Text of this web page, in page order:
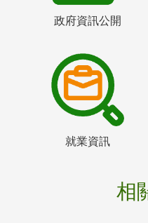
政府資訊公開
就業資訊
相